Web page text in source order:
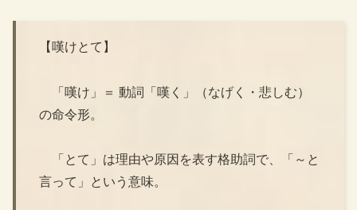
【嘆けとて】
「嘆け」＝ 動詞「嘆く」（なげく・悲しむ）
の命令形。
「とて」は理由や原因を表す格助詞で、「～と
言って」という意味。